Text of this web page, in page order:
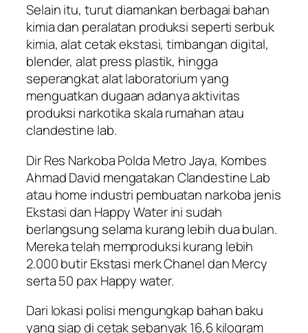
Selain itu, turut diamankan berbagai bahan
kimia dan peralatan produksi seperti serbuk
kimia, alat cetak ekstasi, timbangan digital,
blender, alat press plastik, hingga
seperangkat alat laboratorium yang
menguatkan dugaan adanya aktivitas
produksi narkotika skala rumahan atau
clandestine lab.
Dir Res Narkoba Polda Metro Jaya, Kombes
Ahmad David mengatakan Clandestine Lab
atau home industri pembuatan narkoba jenis
Ekstasi dan Happy Water ini sudah
berlangsung selama kurang lebih dua bulan.
Mereka telah memproduksi kurang lebih
2.000 butir Ekstasi merk Chanel dan Mercy
serta 50 pax Happy water.
Dari lokasi polisi mengungkap bahan baku
yang siap di cetak sebanyak 16,6 kilogram